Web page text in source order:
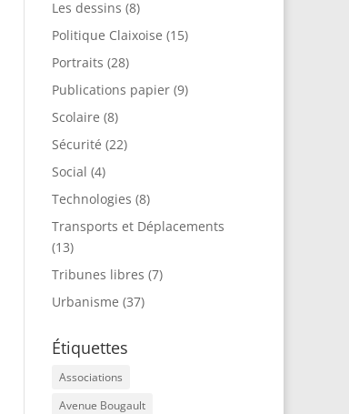
Les dessins (8)
Politique Claixoise (15)
Portraits (28)
Publications papier(9)
Scolaire (8)
Sécurité (22)
Social (4)
Technologies (8)
Transports et Déplacements
(13)
Tribunes libres (7)
Urbanisme (37)
Étiquettes
Associations
Avenue Bougault